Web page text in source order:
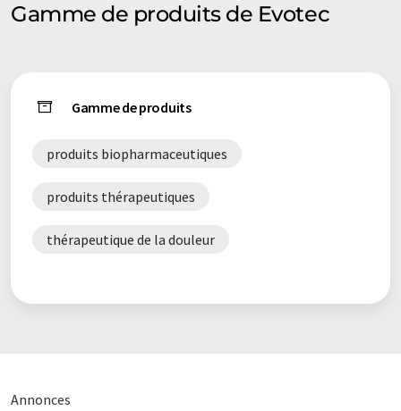
Gamme de produits de Evotec
Gamme de produits
produits biopharmaceutiques
produits thérapeutiques
thérapeutique de la douleur
Annonces